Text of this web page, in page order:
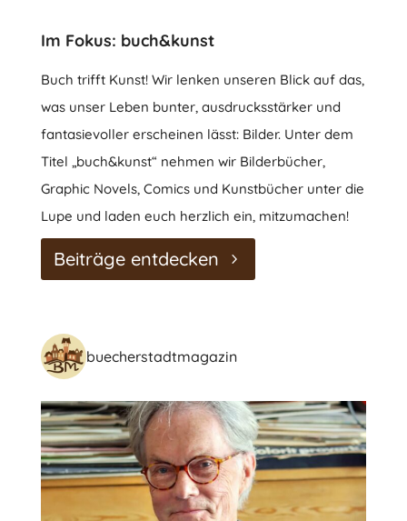
Im Fokus: buch&kunst
Buch trifft Kunst! Wir lenken unseren Blick auf das,
was unser Leben bunter, ausdrucksstärker und
fantasievoller erscheinen lässt: Bilder. Unter dem
Titel „buch&kunst“ nehmen wir Bilderbücher,
Graphic Novels, Comics und Kunstbücher unter die
Lupe und laden euch herzlich ein, mitzumachen!
Beiträge entdecken
buecherstadtmagazin